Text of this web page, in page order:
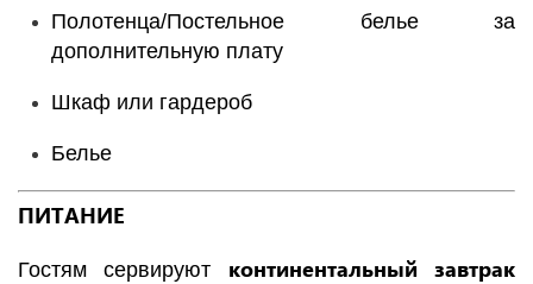
Полотенца/Постельное белье за
дополнительную плату
Шкаф или гардероб
Белье
ПИТАНИЕ
Гостям сервируют континентальный завтрак